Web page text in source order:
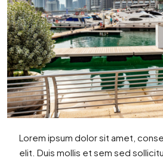
Lorem ipsum dolor sit amet,
elit. Duis mollis et sem sed